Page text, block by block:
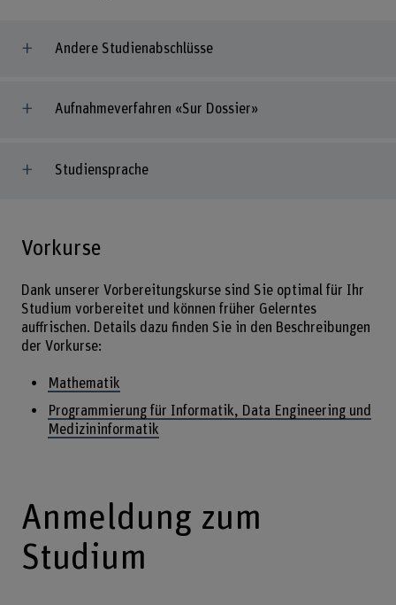
Andere Studienabschlüsse
Aufnahmeverfahren «Sur Dossier»
Studiensprache
Vorkurse
Dank unserer Vorbereitungskurse sind Sie optimal für Ihr
Studium vorbereitet und können früher Gelerntes
auffrischen. Details dazu finden Sie in den Beschreibungen
der Vorkurse:
Mathematik
Programmierung für Informatik, Data Engineering und
Medizininformatik
Anmeldung zum
Studium